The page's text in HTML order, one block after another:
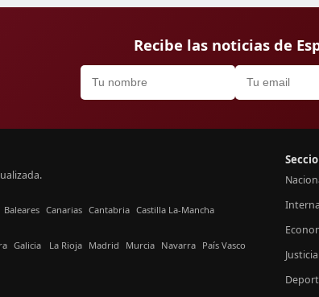
Recibe las noticias de
Baleares Canarias Cantabria Castilla La-Mancha
Galicia La Rioja Madrid Murcia Navarra País Vasco